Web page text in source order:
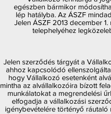
egészben bármikor
lép hatályba. Az ÁSZF
Jelen ÁSZF 2013 december
telephelyéhez
Jelen szerződés tárgyát a
ahhoz kapcsolódó
hogy Vállalkozó esetenként
mintha az alvállalkozóira bízott
munkálatokat a megrendelési
elfogadja a vállalkozási
igénybevételére történyő